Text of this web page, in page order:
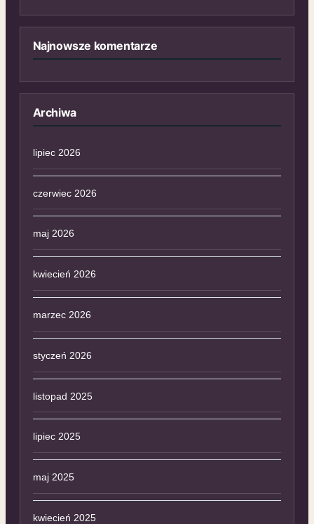
Najnowsze komentarze
Archiwa
lipiec 2026
czerwiec 2026
maj 2026
kwiecień 2026
marzec 2026
styczeń 2026
listopad 2025
lipiec 2025
maj 2025
kwiecień 2025